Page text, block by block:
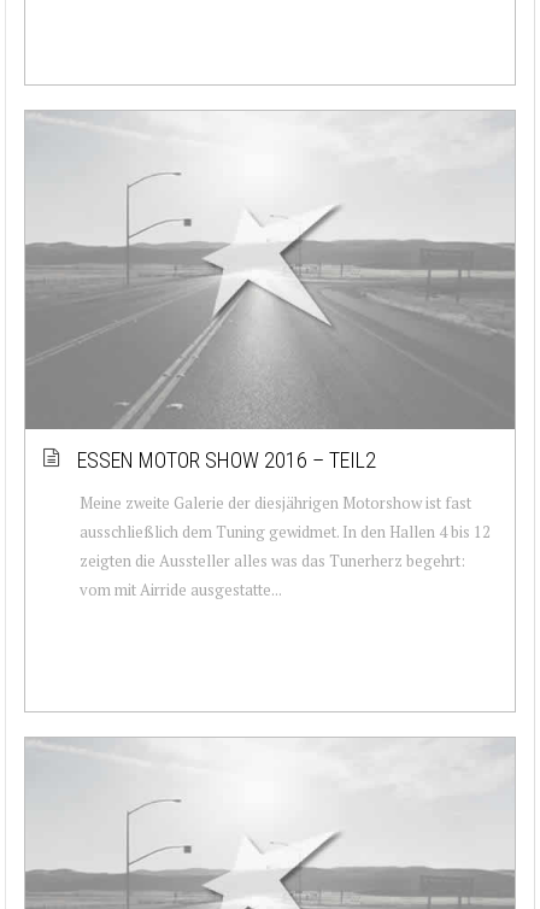
ESSEN MOTOR SHOW 2016 – TEIL2
Meine zweite Galerie der diesjährigen Motorshow ist fast
ausschließlich dem Tuning gewidmet. In den Hallen 4 bis 12
zeigten die Aussteller alles was das Tunerherz begehrt:
vom mit Airride ausgestatte...